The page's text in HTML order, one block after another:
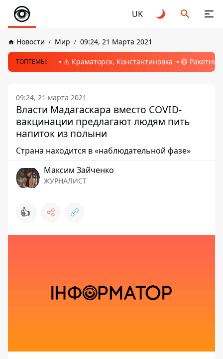
UK
Новости Мир 09:24, 21 Марта 2021
ТОПТЕМЫ: ⚠️ Краматорск, Константиновка 🔴
09:24, 21 марта 2021
Власти Мадагаскара вместо COVID-
вакцинации предлагают людям пить
напиток из полыни
Страна находится в «наблюдательной фазе»
Максим Зайченко
ЖУРНАЛИСТ
👍